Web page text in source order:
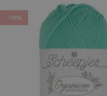
-10%